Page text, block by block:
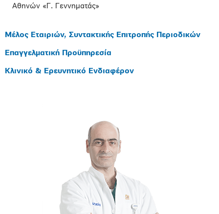
Αθηνών «Γ. Γεννηματάς»
Μέλος Εταιριών, Συντακτικής Επιτροπής Περιοδικών
Επαγγελματική Προϋπηρεσία
Κλινικό & Ερευνητικό Ενδιαφέρον